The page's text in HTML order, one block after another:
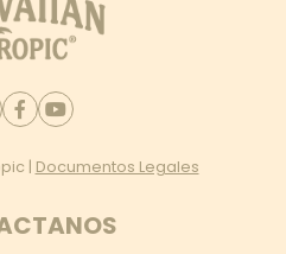
| Documentos Legales